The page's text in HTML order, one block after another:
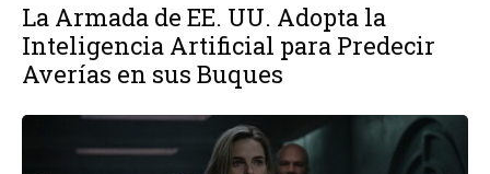
La Armada de EE. UU. Adopta la
Inteligencia Artificial para Predecir
Averías en sus Buques